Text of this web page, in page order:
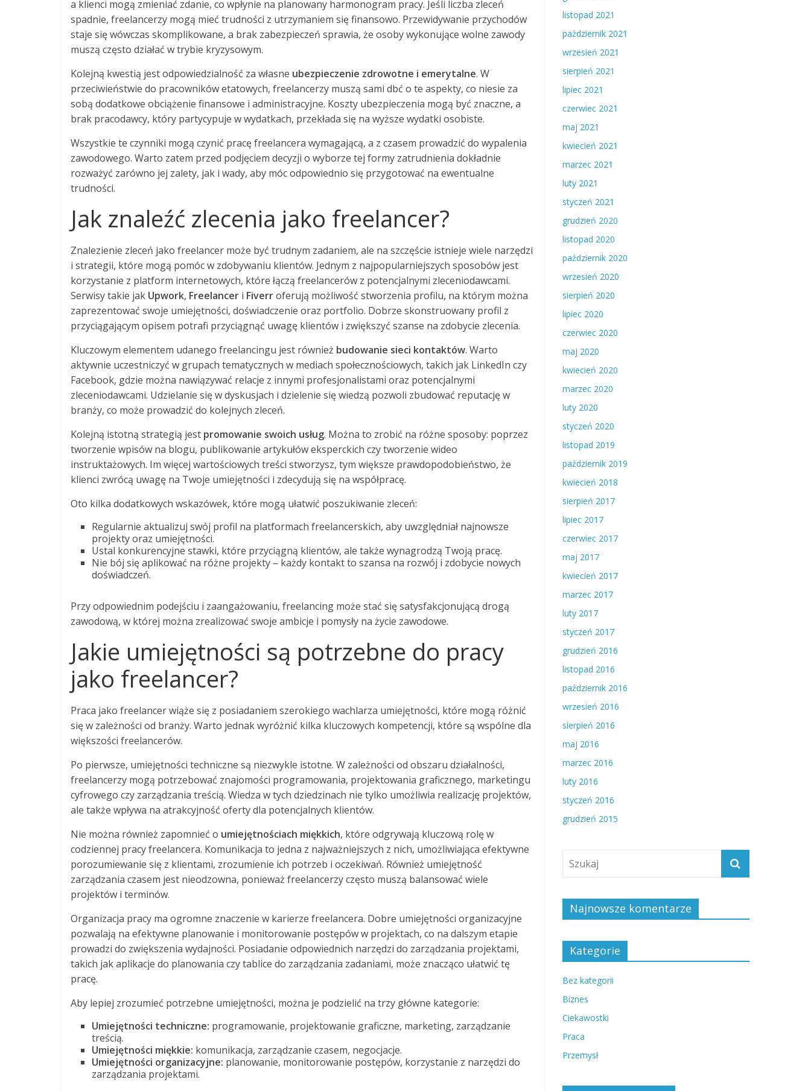
a klienci mogą zmieniać zdanie, co wpłynie na planowany harmonogram pracy. Jeśli liczba zleceń
spadnie, freelancerzy mogą mieć trudności z utrzymaniem się finansowo. Przewidywanie przychodów
staje się wówczas skomplikowane, a brak zabezpieczeń sprawia, że osoby wykonujące wolne zawody
muszą często działać w trybie kryzysowym.
Kolejną kwestią jest odpowiedzialność za własne ubezpieczenie zdrowotne i emerytalne. W
przeciwieństwie do pracowników etatowych, freelancerzy muszą sami dbć o te aspekty, co niesie za
sobą dodatkowe obciążenie finansowe i administracyjne. Koszty ubezpieczenia mogą być znaczne, a
brak pracodawcy, który partycypuje w wydatkach, przekłada się na wyższe wydatki osobiste.
Wszystkie te czynniki mogą czynić pracę freelancera wymagającą, a z czasem prowadzić do wypalenia
zawodowego. Warto zatem przed podjęciem decyzji o wyborze tej formy zatrudnienia dokładnie
rozważyć zarówno jej zalety, jak i wady, aby móc odpowiednio się przygotować na ewentualne
trudności.
Jak znaleźć zlecenia jako freelancer?
Znalezienie zleceń jako freelancer może być trudnym zadaniem, ale na szczęście istnieje wiele narzędzi
i strategii, które mogą pomóc w zdobywaniu klientów. Jednym z najpopularniejszych sposobów jest
korzystanie z platform internetowych, które łączą freelancerów z potencjalnymi zleceniodawcami.
Serwisy takie jak Upwork, Freelancer i Fiverroferują możliwość stworzenia profilu, na którym można
zaprezentować swoje umiejętności, doświadczenie oraz portfolio. Dobrze skonstruowany profil z
przyciągającym opisem potrafi przyciągnąć uwagę klientów i zwiększyć szanse na zdobycie zlecenia.
Kluczowym elementem udanego freelancingu jest również budowanie sieci kontaktów. Warto
aktywnie uczestniczyć w grupach tematycznych w mediach społecznościowych, takich jak LinkedIn czy
Facebook, gdzie można nawiązywać relacje z innymi profesjonalistami oraz potencjalnymi
zleceniodawcami. Udzielanie się w dyskusjach i dzielenie się wiedzą pozwoli zbudować reputację w
branży, co może prowadzić do kolejnych zleceń.
Kolejną istotną strategią jest promowanie swoich usług. Można to zrobić na różne sposoby: poprzez
tworzenie wpisów na blogu, publikowanie artykułów eksperckich czy tworzenie wideo
instruktażowych. Im więcej wartościowych treści stworzysz, tym większe prawdopodobieństwo, że
klienci zwrócą uwagę na Twoje umiejętności i zdecydują się na współpracę.
Oto kilka dodatkowych wskazówek, które mogą ułatwić poszukiwanie zleceń:
Regularnie aktualizuj swój profil na platformach freelancerskich, aby uwzględniał najnowsze
projekty oraz umiejętności.
Ustal konkurencyjne stawki, które przyciągną klientów, ale także wynagrodzą Twoją pracę.
Nie bój się aplikować na różne projekty – każdy kontakt to szansa na rozwój i zdobycie nowych
doświadczeń.
Przy odpowiednim podejściu i zaangażowaniu, freelancing może stać się satysfakcjonującą drogą
zawodową, w której można zrealizować swoje ambicje i pomysły na życie zawodowe.
Jakie umiejętności są potrzebne do pracy
jako freelancer?
Praca jako freelancer wiąże się z posiadaniem szerokiego wachlarza umiejętności, które mogą różnić
się w zależności od branży. Warto jednak wyróżnić kilka kluczowych kompetencji, które są wspólne dla
większości freelancerów.
Po pierwsze, umiejętności techniczne są niezwykle istotne. W zależności od obszaru działalności,
freelancerzy mogą potrzebować znajomości programowania, projektowania graficznego, marketingu
cyfrowego czy zarządzania treścią. Wiedza w tych dziedzinach nie tylko umożliwia realizację projektów,
ale także wpływa na atrakcyjność oferty dla potencjalnych klientów.
Nie można również zapomnieć o umiejętnościach miękkich, które odgrywają kluczową rolę w
codziennej pracy freelancera. Komunikacja to jedna z najważniejszych z nich, umożliwiająca efektywne
porozumiewanie się z klientami, zrozumienie ich potrzeb i oczekiwań. Również umiejętność
zarządzania czasem jest nieodzowna, ponieważ freelancerzy często muszą balansować wiele
projektów i terminów.
Organizacja pracy ma ogromne znaczenie w karierze freelancera. Dobre umiejętności organizacyjne
pozwalają na efektywne planowanie i monitorowanie postępów w projektach, co na dalszym etapie
prowadzi do zwiększenia wydajności. Posiadanie odpowiednich narzędzi do zarządzania projektami,
takich jak aplikacje do planowania czy tablice do zarządzania zadaniami, może znacząco ułatwić tę
pracę.
Aby lepiej zrozumieć potrzebne umiejętności, można je podzielić na trzy główne kategorie:
Umiejętności techniczne: programowanie, projektowanie graficzne, marketing, zarządzanie
treścią.
Umiejętności miękkie: komunikacja, zarządzanie czasem, negocjacje.
Umiejętności organizacyjne: planowanie, monitorowanie postępów, korzystanie z narzędzi do
zarządzania projektami.
listopad 2021
październik 2021
wrzesień 2021
sierpień 2021
lipiec 2021
czerwiec 2021
maj 2021
kwiecień 2021
marzec 2021
luty 2021
styczeń 2021
grudzień 2020
listopad 2020
październik 2020
wrzesień 2020
sierpień 2020
lipiec 2020
czerwiec 2020
maj 2020
kwiecień 2020
marzec 2020
luty 2020
styczeń 2020
listopad 2019
październik 2019
kwiecień 2018
sierpień 2017
lipiec 2017
czerwiec 2017
maj 2017
kwiecień 2017
marzec 2017
luty 2017
styczeń 2017
grudzień 2016
listopad 2016
październik 2016
wrzesień 2016
sierpień 2016
maj 2016
marzec 2016
luty 2016
styczeń 2016
grudzień 2015
Najnowsze komentarze
Kategorie
Bez kategorii
Biznes
Ciekawostki
Praca
Przemysł